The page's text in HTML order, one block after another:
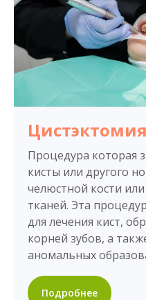
Процедура которая
кисты или другого
челюстной кости
тканей. Эта
для лечения кист,
корней зубов, а
аномальных
Подробнее